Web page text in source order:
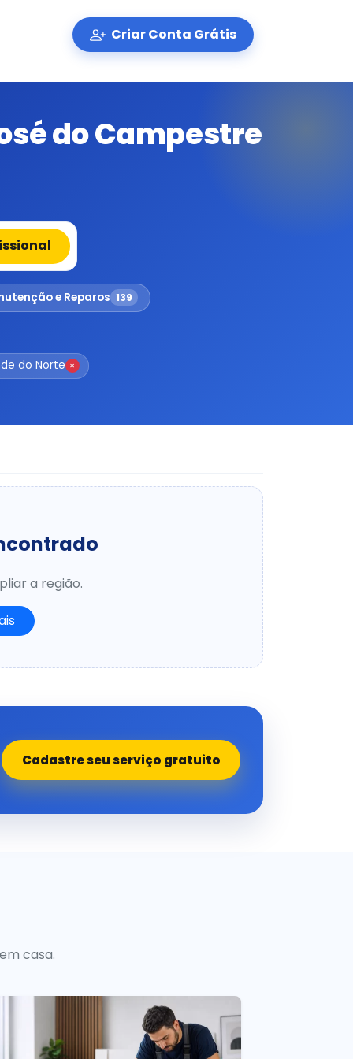
Criar Conta Grátis
do Campestre
e Reparos 139
do Norte ×
a região.
Cadastre seu serviço gratuito
casa.